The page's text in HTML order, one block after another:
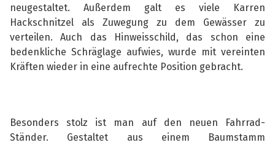
neugestaltet. Außerdem galt es viele Karren
Hackschnitzel als Zuwegung zu dem
Gewässer zu
verteilen. Auch das Hinweisschild, das schon eine
bedenkliche Schräglage aufwies, wurde mit vereinten
Kräften wieder in eine aufrechte Position gebracht.
Besonders stolz ist man auf den neuen Fahrrad-
Ständer. Gestaltet aus einem Baumstamm